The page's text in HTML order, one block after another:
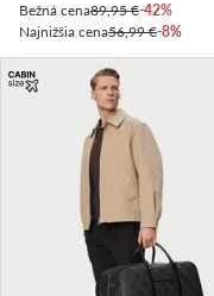
Bežná cena89,95 €-42%
Najnižšia cena56,99 €-8%